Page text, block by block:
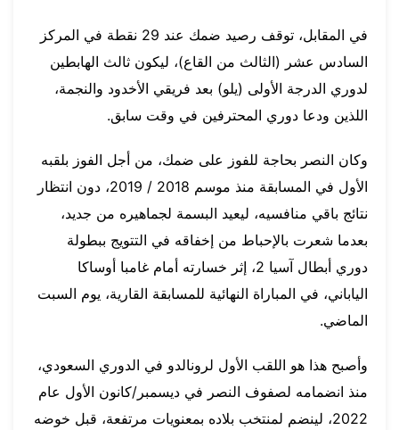
في المقابل، توقف رصيد ضمك عند 29 نقطة في المركز
السادس عشر (الثالث من القاع)، ليكون ثالث الهابطين
لدوري الدرجة الأولى (يلو) بعد فريقي الأخدود والنجمة،
اللذين ودعا دوري المحترفين في وقت سابق.
وكان النصر بحاجة للفوز على ضمك، من أجل الفوز بلقبه
الأول في المسابقة منذ موسم 2018 / 2019، دون انتظار
نتائج باقي منافسيه، ليعيد البسمة لجماهيره من جديد،
بعدما شعرت بالإحباط من إخفاقه في التتويج ببطولة
دوري أبطال آسيا 2، إثر خسارته أمام غامبا أوساكا
الياباني، في المباراة النهائية للمسابقة القارية، يوم السبت
الماضي.
وأصبح هذا هو اللقب الأول لرونالدو في الدوري السعودي،
منذ انضمامه لصفوف النصر في ديسمبر/كانون الأول عام
2022، لينضم لمنتخب بلاده بمعنويات مرتفعة، قبل خوضه